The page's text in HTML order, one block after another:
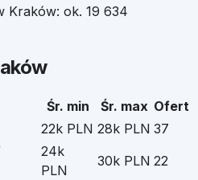
Kraków: ok. 19 634
Śr. min Śr. max Ofert
22k PLN 28k PLN 37
24k
PLN
30k PLN 22